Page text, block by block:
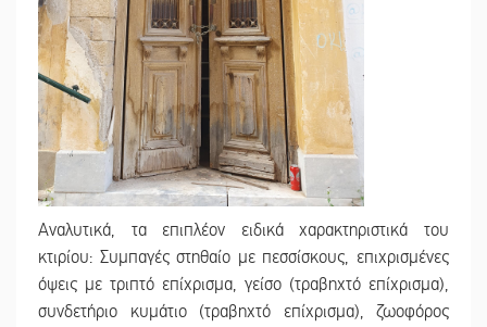
Αναλυτικά, τα επιπλέον ειδικά χαρακτηριστικά του
κτιρίου: Συμπαγές στηθαίο με πεσσίσκους, επιχρισμένες
όψεις με τριπτό επίχρισμα, γείσο (τραβηχτό επίχρισμα),
συνδετήριο κυμάτιο (τραβηχτό επίχρισμα), ζωοφόρος